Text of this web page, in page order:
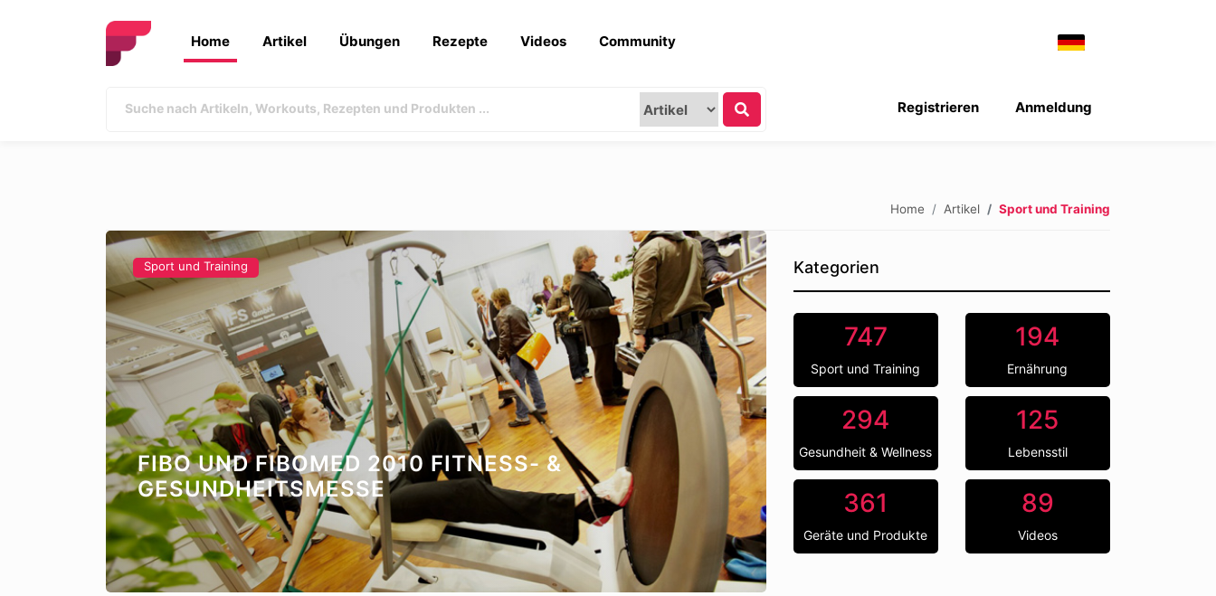
Home Artikel Übungen Rezepte Videos Community
Anmeldung
Registrieren
Home Artikel Sport und Training
Sport und Training
FIBO UND FIBOMED 2010 FITNESS- &
GESUNDHEITSMESSE
Kategorien
747
Sport und Training
194
Ernährung
294
Gesundheit & Wellness
125
Lebensstil
361
Geräte und Produkte
89
Videos